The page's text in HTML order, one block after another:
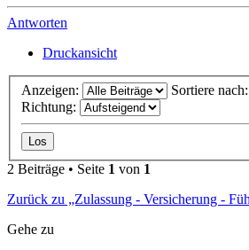
Antworten
Druckansicht
Anzeigen:
Sortiere nach:
Richtung:
2 Beiträge • Seite 1 von 1
Zurück zu „Zulassung - Versicherung -
Gehe zu